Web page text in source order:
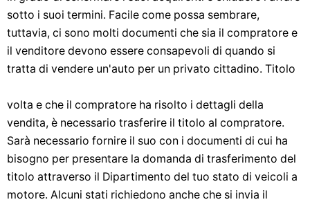
sotto i suoi termini. Facile come possa sembrare,
tuttavia, ci sono molti documenti che sia il compratore e
il venditore devono essere consapevoli di quando si
tratta di vendere un'auto per un privato cittadino. Titolo
volta e che il compratore ha risolto i dettagli della
vendita, è necessario trasferire il titolo al compratore.
Sarà necessario fornire il suo con i documenti di cui ha
bisogno per presentare la domanda di trasferimento del
titolo attraverso il Dipartimento del tuo stato di veicoli a
motore. Alcuni stati richiedono anche che si invia il